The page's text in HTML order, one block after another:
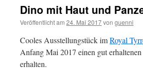
Dino mit Haut und
Veröffentlicht am 24. Mai 2017von guenni
Cooles Ausstellungstück imRoyal
Anfang Mai 2017 einen gut
erhalten.